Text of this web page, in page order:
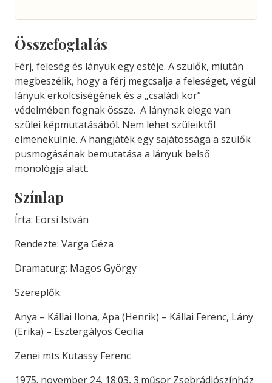
Összefoglalás
Férj, feleség és lányuk egy estéje. A szülők, miután
megbeszélik, hogy a férj megcsalja a feleséget, végül
lányuk erkölcsiségének és a „családi kör”
védelmében fognak össze. A lánynak elege van
szülei képmutatásából. Nem lehet szüleiktől
elmenekülnie. A hangjáték egy sajátossága a szülők
pusmogásának bemutatása a lányuk belső
monológja alatt.
Színlap
Írta: Eörsi István
Rendezte: Varga Géza
Dramaturg: Magos György
Szereplők:
Anya – Kállai Ilona, Apa (Henrik) – Kállai Ferenc, Lány
(Erika) – Esztergályos Cecilia
Zenei mts Kutassy Ferenc
1975. november 24. 18:03, 3.műsor Zsebrádiószínház